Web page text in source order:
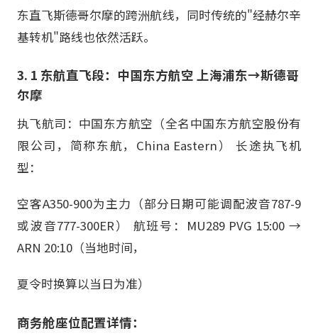
东直飞斯德哥尔摩的跨洲航线，同时传统的"经赫尔辛
基转机"路线也依然活跃。
3. 1 东航直飞段：中国东方航空 上海浦东→斯德哥
尔摩
执飞航司：中国东方航空（全名中国东方航空股份有
限公司，简称东航，China Eastern） 长途执飞机
型：
空客A350-900为主力（部分日期可能调配波音787-9
或波音777-300ER） 航班号：MU289 PVG 15:00 →
ARN 20:10（当地时间，
夏令时换算以当日为准）
商务舱座位配置详情：